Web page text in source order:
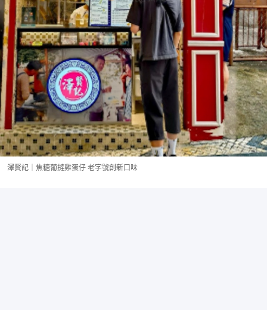
澤賢記｜焦糖葡撻雞蛋仔 老字號創新口味